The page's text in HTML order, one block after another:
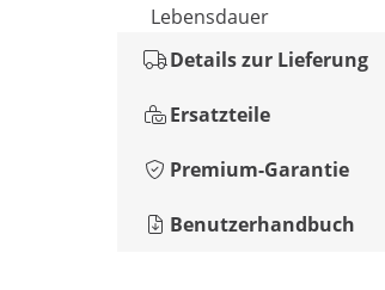
Lebensdauer
Details zur Lieferung
Ersatzteile
Premium-Garantie
Benutzerhandbuch